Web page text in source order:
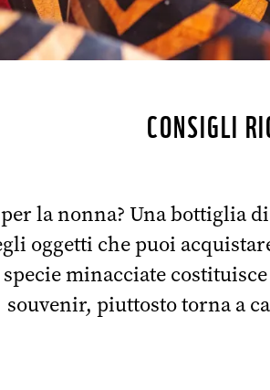
CONSIGLI
la nonna? Una bottiglia
oggetti che puoi
minacciate
souvenir, piuttosto torna a